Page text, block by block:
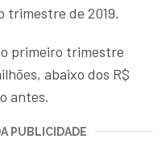
trimestre de 2019.
primeiro trimestre
abaixo dos R$
antes.
PUBLICIDADE